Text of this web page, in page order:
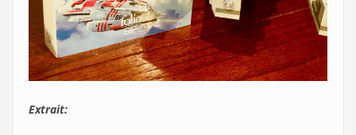
Extrait: